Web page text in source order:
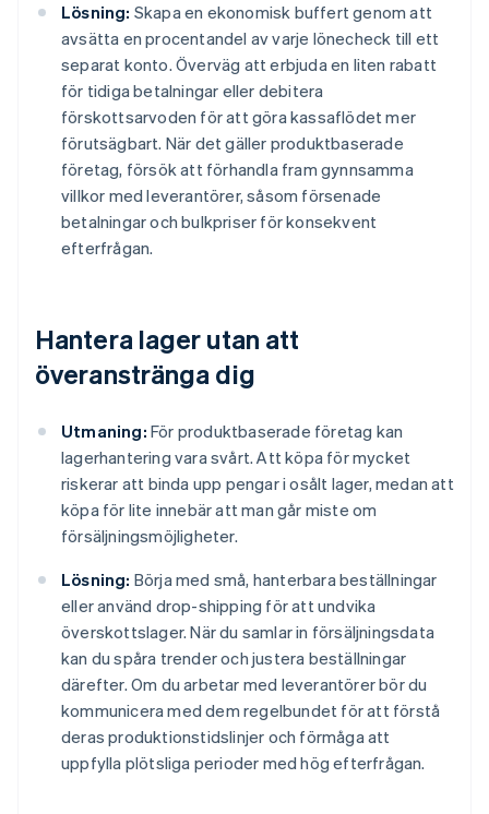
Lösning: Skapa en ekonomisk buffert genom att
avsätta en procentandel av varje lönecheck till ett
separat konto. Överväg att erbjuda en liten rabatt
för tidiga betalningar eller debitera
förskottsarvoden för att göra kassaflödet mer
förutsägbart. När det gäller produktbaserade
företag, försök att förhandla fram gynnsamma
villkor med leverantörer, såsom försenade
betalningar och bulkpriser för konsekvent
efterfrågan.
Hantera lager utan att
överanstränga dig
Utmaning: För produktbaserade företag kan
lagerhantering vara svårt. Att köpa för mycket
riskerar att binda upp pengar i osålt lager, medan att
köpa för lite innebär att man går miste om
försäljningsmöjligheter.
Lösning: Börja med små, hanterbara beställningar
eller använd drop-shipping för att undvika
överskottslager. När du samlar in försäljningsdata
kan du spåra trender och justera beställningar
därefter. Om du arbetar med leverantörer bör du
kommunicera med dem regelbundet för att förstå
deras produktionstidslinjer och förmåga att
uppfylla plötsliga perioder med hög efterfrågan.